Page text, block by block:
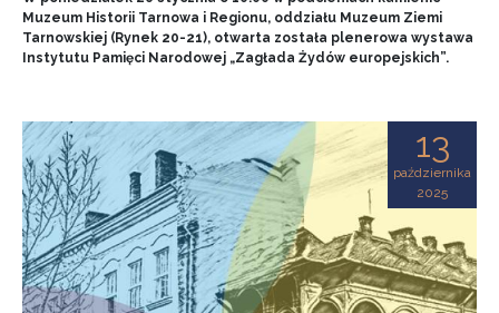
Muzeum Historii Tarnowa i Regionu, oddziału Muzeum Ziemi
Tarnowskiej (Rynek 20-21), otwarta została plenerowa wystawa
Instytutu Pamięci Narodowej „Zagłada Żydów europejskich”.
13
października
2025